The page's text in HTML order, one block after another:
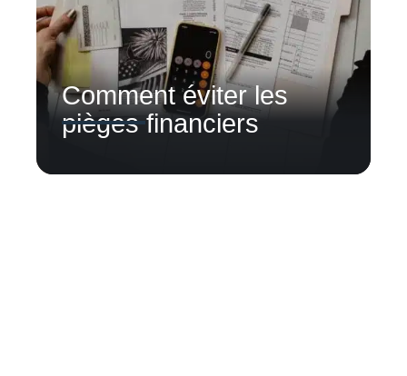
Comment éviter les
pièges financiers